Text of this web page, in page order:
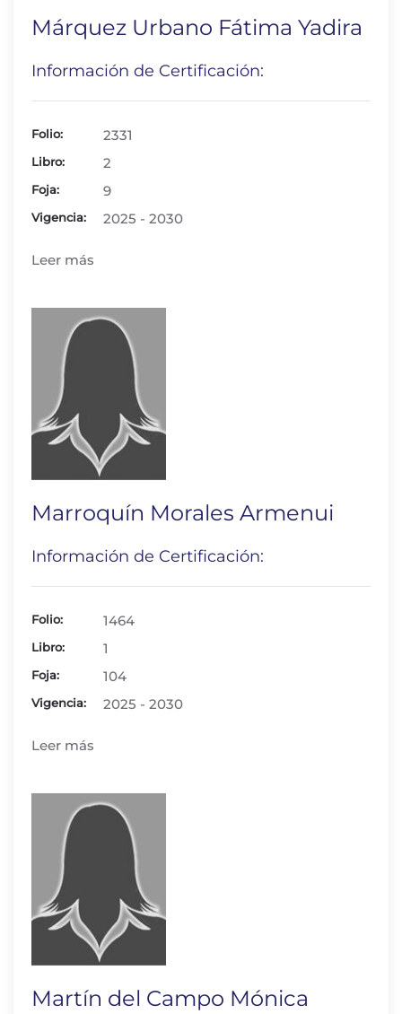
Márquez Urbano Fátima Yadira
Información de Certificación:
Folio: 2331
Libro: 2
Foja: 9
Vigencia: 2025 - 2030
Leer más
Marroquín Morales Armenui
Información de Certificación:
Folio: 1464
Libro: 1
Foja: 104
Vigencia: 2025 - 2030
Leer más
Martín del Campo Mónica